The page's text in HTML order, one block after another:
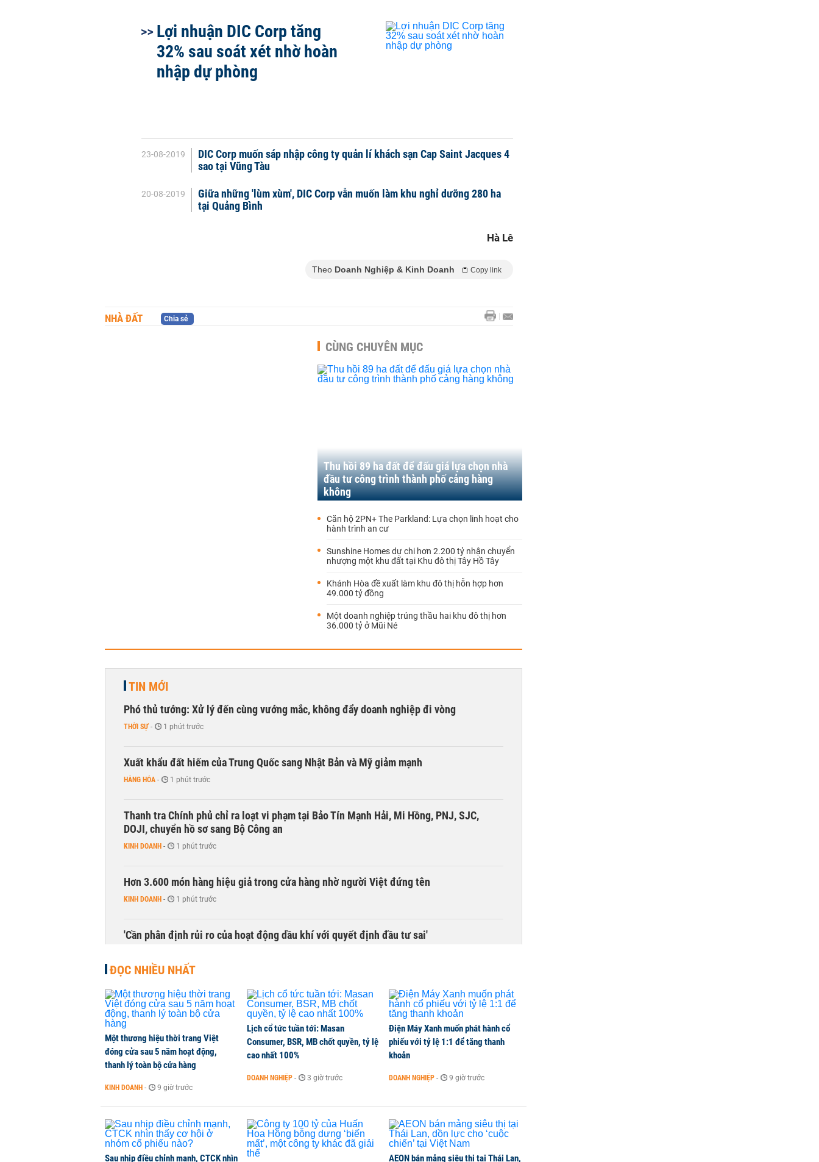
Lợi nhuận DIC Corp tăng
32% sau soát xét nhờ hoàn
nhập dự phòng
23-08-2019
DIC Corp muốn sáp nhập công ty quản lí khách sạn Cap Saint Jacques 4
sao tại Vũng Tàu
20-08-2019
Giữa những 'lùm xùm', DIC Corp vẫn muốn làm khu nghỉ dưỡng 280 ha
tại Quảng Bình
Hà Lê
Theo Doanh Nghiệp & Kinh Doanh Copy link
NHÀ ĐẤT Chia sẻ
CÙNG CHUYÊN MỤC
Thu hồi 89 ha đất để đấu giá lựa chọn nhà
đầu tư công trình thành phố cảng hàng
không
Căn hộ 2PN+ The Parkland: Lựa chọn linh hoạt cho
hành trình an cư
Sunshine Homes dự chi hơn 2.200 tỷ nhận chuyển
nhượng một khu đất tại Khu đô thị Tây Hồ Tây
Khánh Hòa đề xuất làm khu đô thị hỗn hợp hơn
49.000 tỷ đồng
Một doanh nghiệp trúng thầu hai khu đô thị hơn
36.000 tỷ ở Mũi Né
TIN MỚI
Phó thủ tướng: Xử lý đến cùng vướng mắc, không đẩy doanh nghiệp đi vòng
THỜI SỰ - 1 phút trước
Xuất khẩu đất hiếm của Trung Quốc sang Nhật Bản và Mỹ giảm mạnh
HÀNG HÓA - 1 phút trước
Thanh tra Chính phủ chỉ ra loạt vi phạm tại Bảo Tín Mạnh Hải, Mi Hồng, PNJ, SJC,
DOJI, chuyển hồ sơ sang Bộ Công an
KINH DOANH - 1 phút trước
Hơn 3.600 món hàng hiệu giả trong cửa hàng nhờ người Việt đứng tên
KINH DOANH - 1 phút trước
'Cần phân định rủi ro của hoạt động dầu khí với quyết định đầu tư sai'
ĐỌC NHIỀU NHẤT
Một thương hiệu thời trang Việt
đóng cửa sau 5 năm hoạt động,
thanh lý toàn bộ cửa hàng
KINH DOANH - 9 giờ trước
Lịch cổ tức tuần tới: Masan
Consumer, BSR, MB chốt quyền, tỷ lệ
cao nhất 100%
DOANH NGHIỆP - 3 giờ trước
Điện Máy Xanh muốn phát hành cổ
phiếu với tỷ lệ 1:1 để tăng thanh
khoản
DOANH NGHIỆP - 9 giờ trước
Sau nhịp điều chỉnh mạnh, CTCK nhìn AEON bán mảng siêu thị tại Thái Lan,